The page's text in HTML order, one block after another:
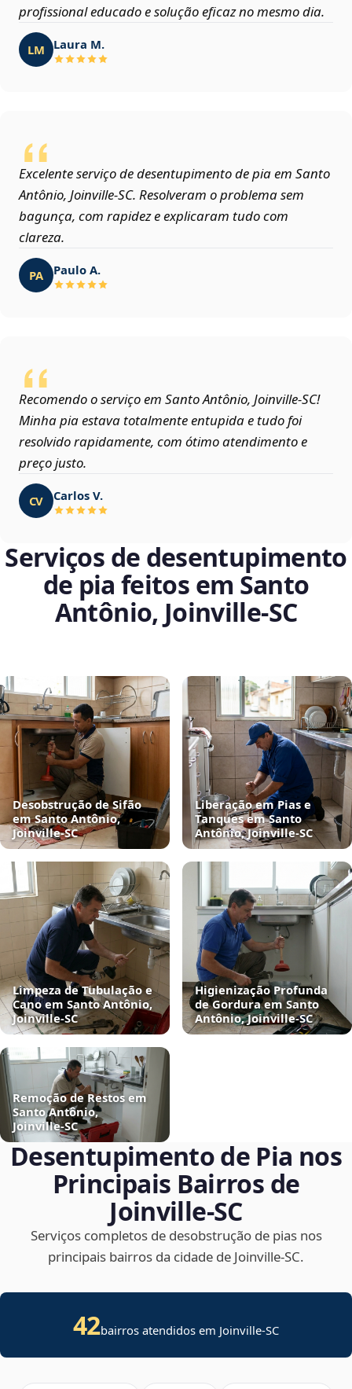
profissional educado e solução eficaz no mesmo dia.
LM Laura M.
Excelente serviço de desentupimento de pia em Santo
Antônio, Joinville‑SC. Resolveram o problema sem
bagunça, com rapidez e explicaram tudo com
clareza.
PA Paulo A.
Recomendo o serviço em Santo Antônio, Joinville‑SC!
Minha pia estava totalmente entupida e tudo foi
resolvido rapidamente, com ótimo atendimento e
preço justo.
CV Carlos V.
Serviços de desentupimento
de pia feitos em Santo
Antônio, Joinville‑SC
Desobstrução de Sifão
em Santo Antônio,
Joinville‑SC
Liberação em Pias e
Tanques em Santo
Antônio, Joinville‑SC
Limpeza de Tubulação e
Cano em Santo Antônio,
Joinville‑SC
Higienização Profunda
de Gordura em Santo
Antônio, Joinville‑SC
Remoção de Restos em
Santo Antônio,
Joinville‑SC
Desentupimento de Pia nos
Principais Bairros de
Joinville‑SC
Serviços completos de desobstrução de pias nos
principais bairros da cidade de Joinville‑SC.
42bairros atendidos em Joinville-SC